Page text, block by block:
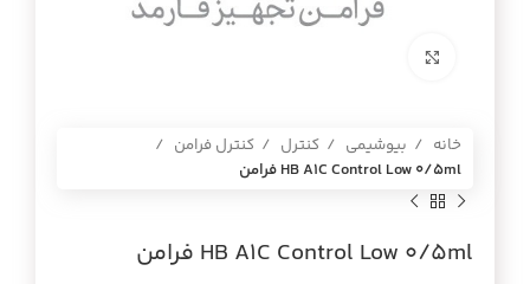
خانه بیوشیمی کنترل
کنترل فرامن
HB A1C Control Low 0/5ml فرامن
HB A1C Control Low 0/5ml فرامن